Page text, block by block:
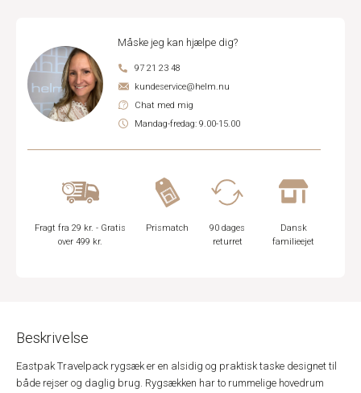
Måske jeg kan hjælpe dig?
97 21 23 48
kundeservice@helm.nu
Chat med mig
Mandag-fredag: 9.00-15.00
Fragt fra 29 kr. - Gratis
over 499 kr.
Prismatch
90 dages
returret
Dansk
familieejet
Beskrivelse
Eastpak Travelpack rygsæk er en alsidig og praktisk taske designet til
både rejser og daglig brug. Rygsækken har to rummelige hovedrum